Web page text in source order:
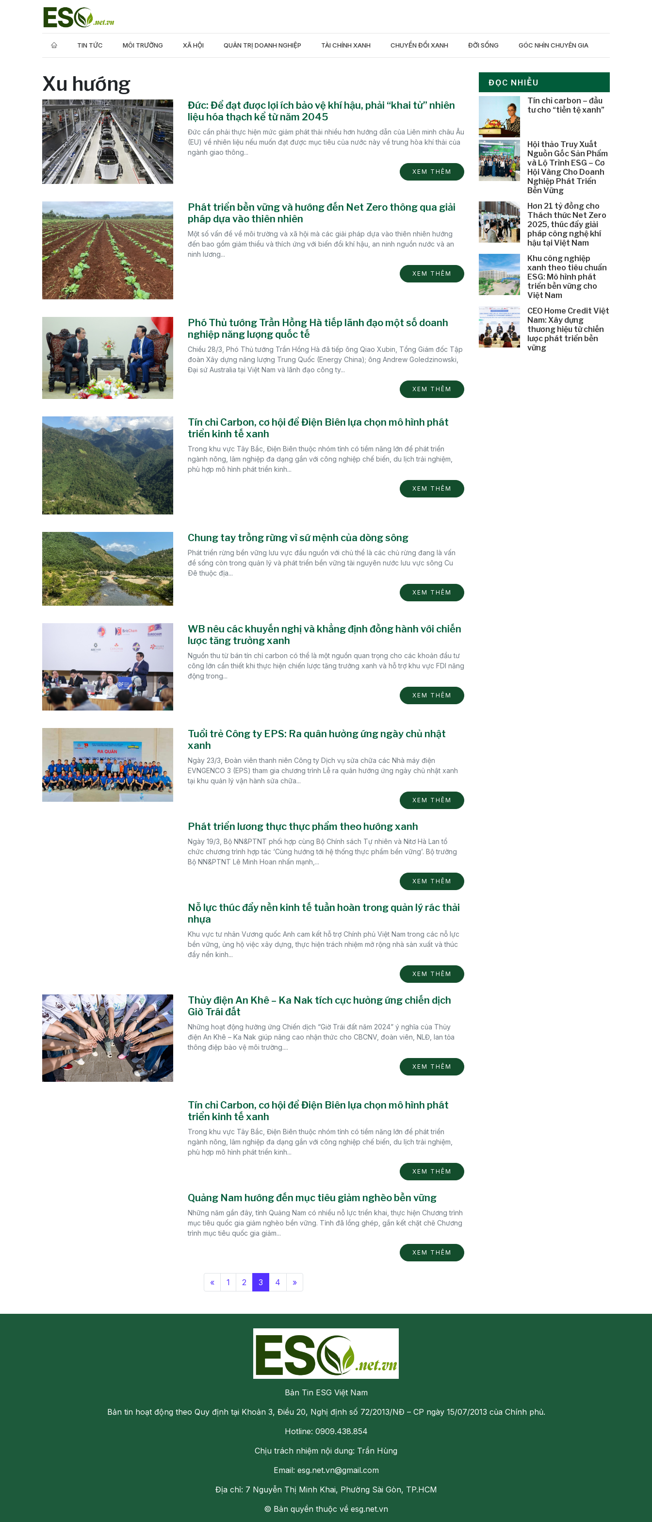
TIN TỨC MÔI TRƯỜNG XÃ HỘI QUẢN TRỊ DOANH NGHIỆP TÀI CHÍNH XANH CHUYỂN ĐỔI XANH ĐỜI SỐNG GÓC NHÌN CHUYÊN GIA
Xu hướng
Đức: Để đạt được lợi ích bảo vệ khí hậu, phải “khai tử” nhiên
liệu hóa thạch kể từ năm 2045
Đức cần phải thực hiện mức giảm phát thải nhiều hơn hướng dẫn của Liên minh châu Âu
(EU) về nhiên liệu nếu muốn đạt được mục tiêu của nước này về trung hòa khí thải của
ngành giao thông...
XEM THÊM
Phát triển bền vững và hướng đến Net Zero thông qua giải
pháp dựa vào thiên nhiên
Một số vấn đề về môi trường và xã hội mà các giải pháp dựa vào thiên nhiên hướng
đến bao gồm giảm thiểu và thích ứng với biến đổi khí hậu, an ninh nguồn nước và an
ninh lương...
XEM THÊM
Phó Thủ tướng Trần Hồng Hà tiếp lãnh đạo một số doanh
nghiệp năng lượng quốc tế
Chiều 28/3, Phó Thủ tướng Trần Hồng Hà đã tiếp ông Qiao Xubin, Tổng Giám đốc Tập
đoàn Xây dựng năng lượng Trung Quốc (Energy China); ông Andrew Goledzinowski,
Đại sứ Australia tại Việt Nam và lãnh đạo công ty...
XEM THÊM
Tín chỉ Carbon, cơ hội để Điện Biên lựa chọn mô hình phát
triển kinh tế xanh
Trong khu vực Tây Bắc, Điện Biên thuộc nhóm tỉnh có tiềm năng lớn để phát triển
ngành nông, lâm nghiệp đa dạng gắn với công nghiệp chế biến, du lịch trải nghiệm,
phù hợp mô hình phát triển kinh...
XEM THÊM
Chung tay trồng rừng vì sứ mệnh của dòng sông
Phát triển rừng bền vững lưu vực đầu nguồn với chủ thể là các chủ rừng đang là vấn
đề sống còn trong quản lý và phát triển bền vững tài nguyên nước lưu vực sông Cu
Ðê thuộc địa...
XEM THÊM
WB nêu các khuyến nghị và khẳng định đồng hành với chiến
lược tăng trưởng xanh
Nguồn thu từ bán tín chỉ carbon có thể là một nguồn quan trọng cho các khoản đầu tư
công lớn cần thiết khi thực hiện chiến lược tăng trưởng xanh và hỗ trợ khu vực FDI năng
động trong...
XEM THÊM
Tuổi trẻ Công ty EPS: Ra quân hưởng ứng ngày chủ nhật
xanh
Ngày 23/3, Đoàn viên thanh niên Công ty Dịch vụ sửa chữa các Nhà máy điện
EVNGENCO 3 (EPS) tham gia chương trình Lễ ra quân hướng ứng ngày chủ nhật xanh
tại khu quản lý vận hành sửa chữa...
XEM THÊM
Phát triển lương thực thực phẩm theo hướng xanh
Ngày 19/3, Bộ NN&PTNT phối hợp cùng Bộ Chính sách Tự nhiên và Nitơ Hà Lan tổ
chức chương trình hợp tác ‘Cùng hướng tới hệ thống thực phẩm bền vững’. Bộ trưởng
Bộ NN&PTNT Lê Minh Hoan nhấn mạnh,...
XEM THÊM
Nỗ lực thúc đẩy nền kinh tế tuần hoàn trong quản lý rác thải
nhựa
Khu vực tư nhân Vương quốc Anh cam kết hỗ trợ Chính phủ Việt Nam trong các nỗ lực
bền vững, ủng hộ việc xây dựng, thực hiện trách nhiệm mở rộng nhà sản xuất và thúc
đẩy nền kinh...
XEM THÊM
Thủy điện An Khê – Ka Nak tích cực hưởng ứng chiến dịch
Giờ Trái đất
Những hoạt động hưởng ứng Chiến dịch “Giờ Trái đất năm 2024” ý nghĩa của Thủy
điện An Khê – Ka Nak giúp nâng cao nhận thức cho CBCNV, đoàn viên, NLĐ, lan tỏa
thông điệp bảo vệ môi trường....
XEM THÊM
Tín chỉ Carbon, cơ hội để Điện Biên lựa chọn mô hình phát
triển kinh tế xanh
Trong khu vực Tây Bắc, Điện Biên thuộc nhóm tỉnh có tiềm năng lớn để phát triển
ngành nông, lâm nghiệp đa dạng gắn với công nghiệp chế biến, du lịch trải nghiệm,
phù hợp mô hình phát triển kinh...
XEM THÊM
Quảng Nam hướng đến mục tiêu giảm nghèo bền vững
Những năm gần đây, tỉnh Quảng Nam có nhiều nỗ lực triển khai, thực hiện Chương trình
mục tiêu quốc gia giảm nghèo bền vững. Tỉnh đã lồng ghép, gắn kết chặt chẽ Chương
trình mục tiêu quốc gia giảm...
XEM THÊM
« 1 2 3 4 »
ĐỌC NHIỀU
Tín chỉ carbon – đầu
tư cho “tiền tệ xanh”
Hội thảo Truy Xuất
Nguồn Gốc Sản Phẩm
và Lộ Trình ESG – Cơ
Hội Vàng Cho Doanh
Nghiệp Phát Triển
Bền Vững
Hơn 21 tỷ đồng cho
Thách thức Net Zero
2025, thúc đẩy giải
pháp công nghệ khí
hậu tại Việt Nam
Khu công nghiệp
xanh theo tiêu chuẩn
ESG: Mô hình phát
triển bền vững cho
Việt Nam
CEO Home Credit Việt
Nam: Xây dựng
thương hiệu từ chiến
lược phát triển bền
vững
Bản Tin ESG Việt Nam
Bản tin hoạt động theo Quy định tại Khoản 3, Điều 20, Nghị định số 72/2013/NĐ – CP ngày 15/07/2013 của Chính phủ.
Hotline: 0909.438.854
Chịu trách nhiệm nội dung: Trần Hùng
Email: esg.net.vn@gmail.com
Địa chỉ: 7 Nguyễn Thị Minh Khai, Phường Sài Gòn, TP.HCM
© Bản quyền thuộc về esg.net.vn